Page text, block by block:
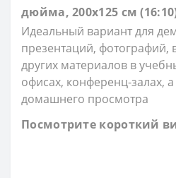
дюйма, 200х125 см
Идеальный вариант для
презентаций, фотографий,
других материалов в
офисах, конференц-залах,
домашнего просмотра
Посмотрите короткий